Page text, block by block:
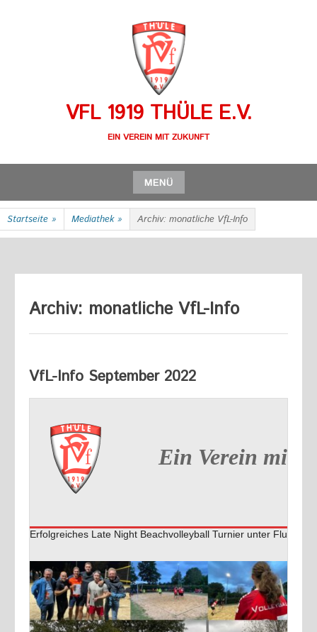
VFL 1919 THÜLE E.V.
EIN VEREIN MIT ZUKUNFT
MENÜ
Zum
Inhalt
springen
Startseite » Mediathek » Archiv: monatliche VfL-Info
Archiv: monatliche VfL-Info
VfL-Info September 2022